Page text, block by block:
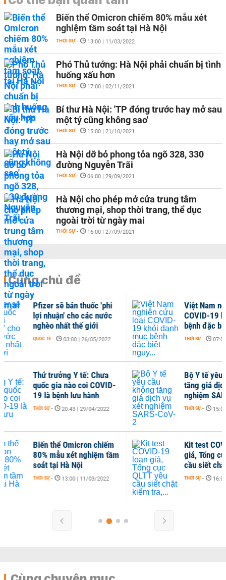
Biến thể Omicron chiếm 80% mẫu xét
nghiệm tầm soát tại Hà Nội
THỜI SỰ - 13:00 | 11/03/2022
Phó Thủ tướng: Hà Nội phải chuẩn bị tình
huống xấu hơn
THỜI SỰ - 17:00 | 02/11/2021
Bí thư Hà Nội: 'TP đóng trước hay mở sau
một tý cũng không sao'
THỜI SỰ - 15:00 | 21/10/2021
Hà Nội dỡ bỏ phong tỏa ngõ 328, 330
đường Nguyễn Trãi
THỜI SỰ - 06:00 | 29/09/2021
Hà Nội cho phép mở cửa trung tâm
thương mại, shop thời trang, thể dục
ngoài trời từ ngày mai
THỜI SỰ - 16:00 | 27/09/2021
Cùng chủ đề
Việt Nam nghiên cứu loại
COVID-19 khỏi danh mục
bệnh đặc biệt nguy...
THỜI SỰ - 07:00 | 18/03/2022
Bộ Y tế yêu cầu không
tăng giá dịch vụ xét
nghiệm SARS-CoV-2
THỜI SỰ - 15:00 | 11/03/2022
Kit test COVID-19 loạn
giá, Tổng cục QLTT yêu
cầu siết chặt kiểm tra,...
THỜI SỰ - 16:00 | 23/02/2022